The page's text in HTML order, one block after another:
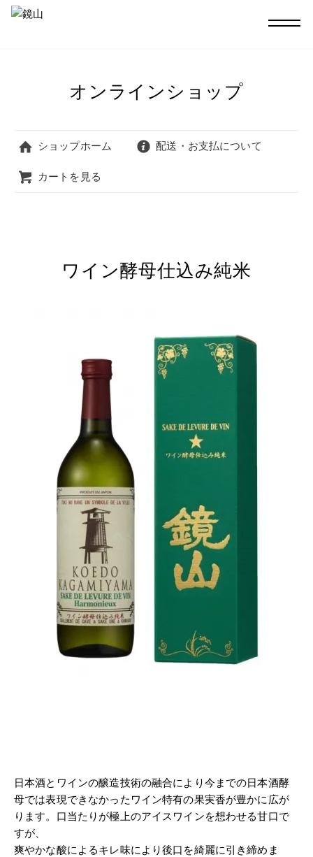
オンラインショップ
ショップホーム 配送・お支払について
カートを見る
ワイン酵母仕込み純米
日本酒とワインの醸造技術の融合により今までの日本酒酵
母では表現できなかったワイン特有の果実香が豊かに広が
ります。口当たりが極上のアイスワインを想わせる甘口で
すが、
爽やかな酸によるキレ味により後口を綺麗に引き締めま